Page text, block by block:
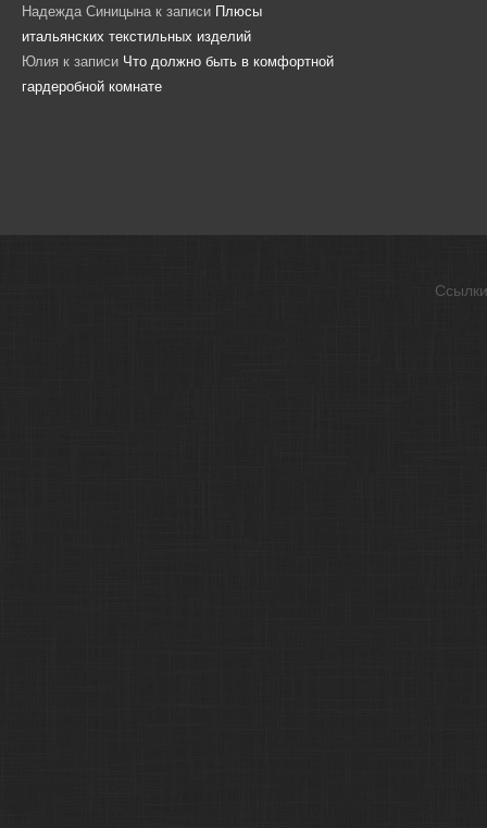
Надежда Синицына к записи Плюсы
итальянских текстильных изделий
Юлия к записи Что должно быть в комфортной
гардеробной комнате